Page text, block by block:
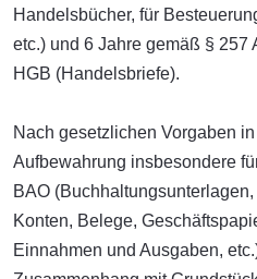
Handelsbücher, für
etc.) und 6 Jahre gemäß § 257
HGB (Handelsbriefe).
Nach gesetzlichen Vorgaben
Aufbewahrung insbesondere
BAO
Konten, Belege,
Einnahmen und Ausgaben,